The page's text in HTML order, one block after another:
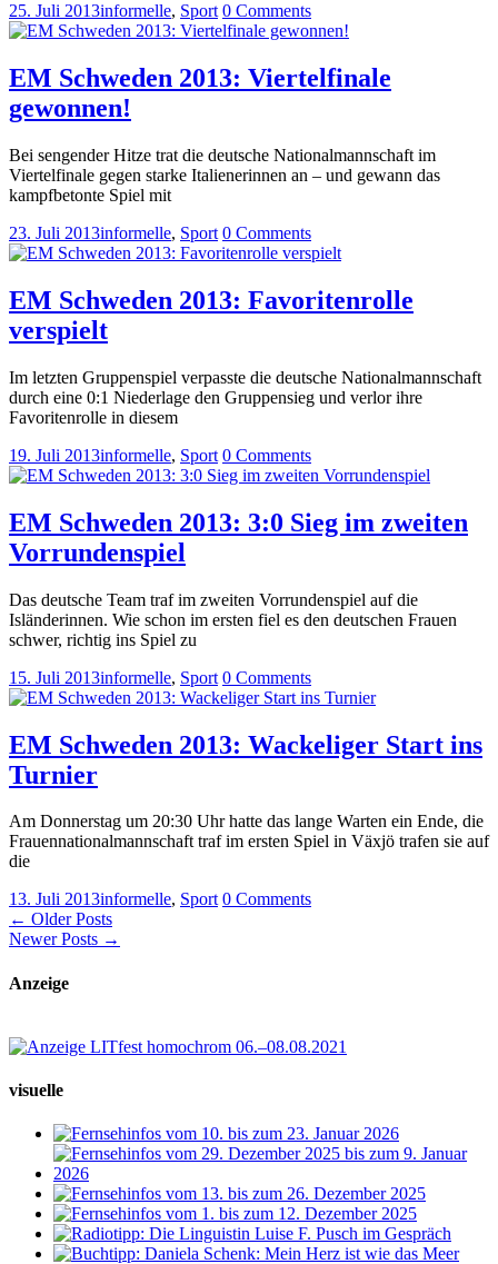
25. Juli 2013informelle, Sport 0 Comments
EM Schweden 2013: Viertelfinale
gewonnen!
Bei sengender Hitze trat die deutsche Nationalmannschaft im
Viertelfinale gegen starke Italienerinnen an – und gewann das
kampfbetonte Spiel mit
23. Juli 2013informelle, Sport 0 Comments
EM Schweden 2013: Favoritenrolle
verspielt
Im letzten Gruppenspiel verpasste die deutsche Nationalmannschaft
durch eine 0:1 Niederlage den Gruppensieg und verlor ihre
Favoritenrolle in diesem
19. Juli 2013informelle, Sport 0 Comments
EM Schweden 2013: 3:0 Sieg im zweiten
Vorrundenspiel
Das deutsche Team traf im zweiten Vorrundenspiel auf die
Isländerinnen. Wie schon im ersten fiel es den deutschen Frauen
schwer, richtig ins Spiel zu
15. Juli 2013informelle, Sport 0 Comments
EM Schweden 2013: Wackeliger Start ins
Turnier
Am Donnerstag um 20:30 Uhr hatte das lange Warten ein Ende, die
Frauennationalmannschaft traf im ersten Spiel in Växjö trafen sie auf
die
13. Juli 2013informelle, Sport 0 Comments
← Older Posts
Newer Posts →
Anzeige
visuelle